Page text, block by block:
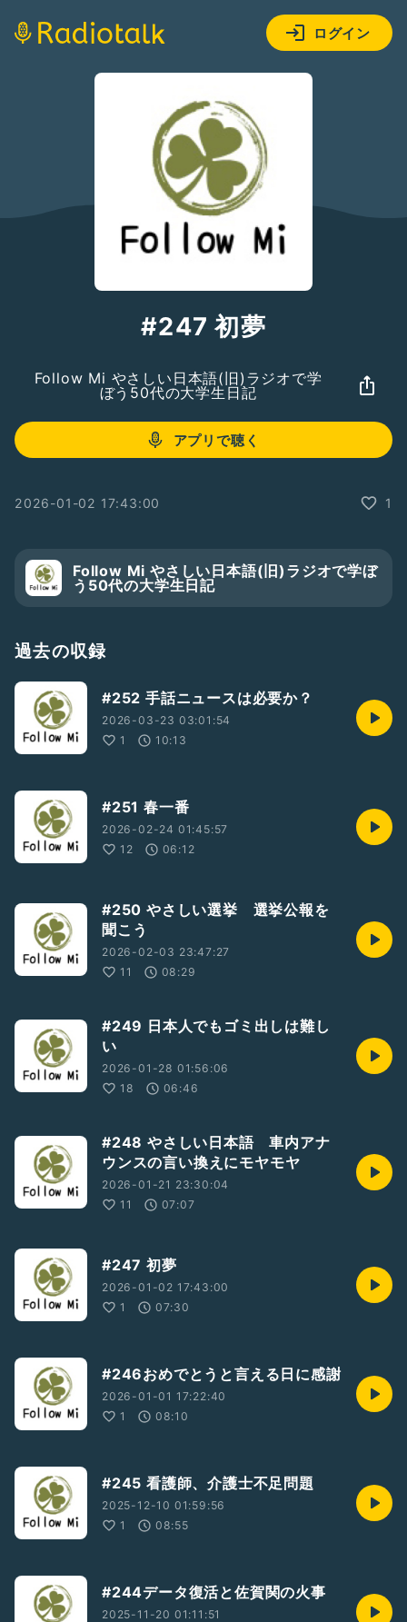
ログイン
#247 初夢
Follow Mi やさしい日本語(旧)ラジオで学
ぼう50代の大学生日記
アプリで聴く
2026-01-02 17:43:00 1
Follow Mi やさしい日本語(旧)ラジオで学ぼ
う50代の大学生日記
過去の収録
#252 手話ニュースは必要か？
2026-03-23 03:01:54
1
10:13
#251 春一番
2026-02-24 01:45:57
12
06:12
#250 やさしい選挙 選挙公報を
聞こう
2026-02-03 23:47:27
11
08:29
#249 日本人でもゴミ出しは難し
い
2026-01-28 01:56:06
18
06:46
#248 やさしい日本語 車内アナ
ウンスの言い換えにモヤモヤ
2026-01-21 23:30:04
11
07:07
#247 初夢
2026-01-02 17:43:00
1
07:30
#246おめでとうと言える日に感謝
2026-01-01 17:22:40
1
08:10
#245 看護師、介護士不足問題
2025-12-10 01:59:56
1
08:55
#244データ復活と佐賀関の火事
2025-11-20 01:11:51